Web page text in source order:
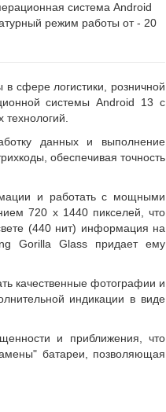
система Android
режим работы от - 20
сфере логистики, розничной
системы Android 13 с
данных и выполнение
обеспечивая точность
и работать с мощными
720 x 1440 пикселей, что
(440 нит) информация на
Gorilla Glass придает ему
качественные фотографии и
индикации в виде
и приближения, что
батареи, позволяющая